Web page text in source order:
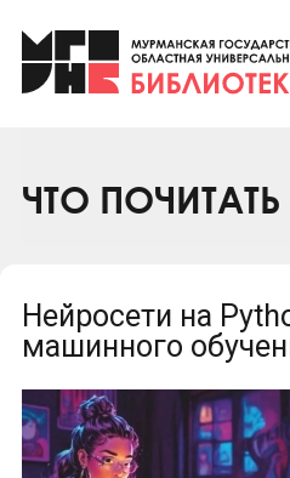
Клуб «Гиря и
Клуб «Семейный
Коллегам
ЧТО ПОЧИТАТЬ
Нейросети на
машинного